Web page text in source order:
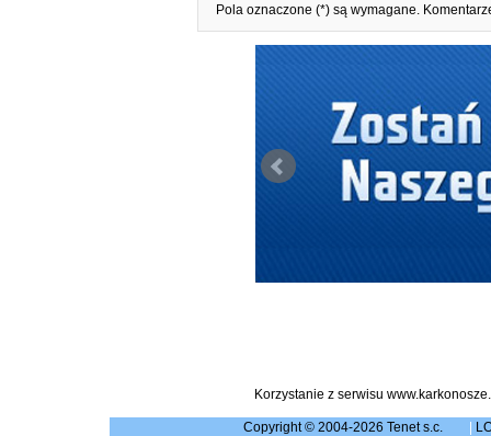
Pola oznaczone (*) są wymagane.
Korzystanie z serwisu
Copyright © 2004-2026 Tenet s.c.